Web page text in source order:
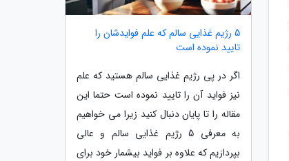
5 رژیم غذایی سالم که علم فوایدشان را
تایید نموده است
اگر در پی رژیم غذایی سالم هستید که علم
نیز فواید آن را تایید نموده است حتما این
مقاله را تا پایان دنبال کنید زیرا می خواهیم
به معرفی 5 رژیم غذایی سالم و عالی
بپردازیم که علاوه بر فواید بیشمار خود برای